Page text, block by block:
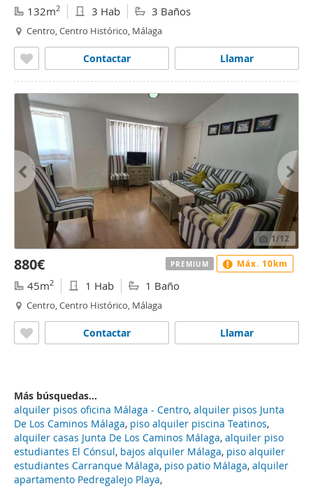
132m2 3 Hab 3 Baños
Centro, Centro Histórico, Málaga
Llamar
Contactar
1/12
880€
45m2 1 Hab 1 Baño
Centro, Centro Histórico, Málaga
Llamar
Contactar
PREMIUM Máx. 10km
Más búsquedas...
alquiler pisos oficina Málaga - Centro, alquiler pisos Junta
De Los Caminos Málaga, piso alquiler piscina Teatinos,
alquiler casas Junta De Los Caminos Málaga, alquiler piso
estudiantes El Cónsul, bajos alquiler Málaga, piso alquiler
estudiantes Carranque Málaga, piso patio Málaga, alquiler
apartamento Pedregalejo Playa,